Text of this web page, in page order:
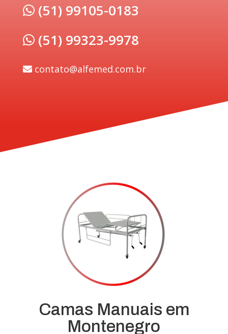
(51) 99105-0183
(51) 99323-9978
contato@alfemed.com.br
Camas Manuais em
Montenegro